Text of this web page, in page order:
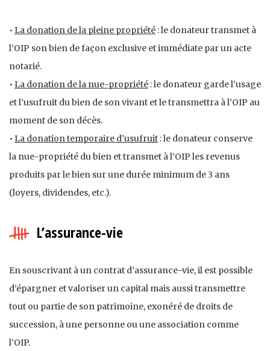
• La donation de la pleine propriété : le donateur transmet à
l’OIP son bien de façon exclusive et immédiate par un acte
notarié.
• La donation de la nue-propriété : le donateur garde l’usage
et l’usufruit du bien de son vivant et le transmettra à l’OIP au
moment de son décès.
• La donation temporaire d’usufruit : le donateur conserve
la nue-propriété du bien et transmet à l’OIP les revenus
produits par le bien sur une durée minimum de 3 ans
(loyers, dividendes, etc.).
L’assurance-vie
En souscrivant à un contrat d’assurance-vie, il est possible
d’épargner et valoriser un capital mais aussi transmettre
tout ou partie de son patrimoine, exonéré de droits de
succession, à une personne ou une association comme
l’OIP.